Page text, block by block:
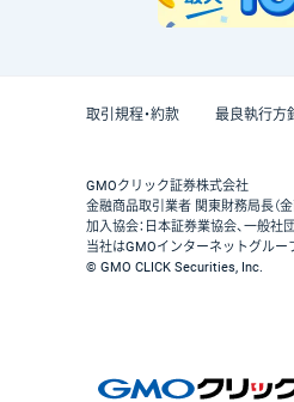
取引規程・約款 最良執行方
GMOクリック証券株式会社
金融商品取引業者 関東財務局長（
加入協会：日本証券業協会、一般
当社はGMOインターネットグルー
© GMO CLICK Securities, Inc.